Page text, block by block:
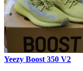
Yeezy Boost 350 V2